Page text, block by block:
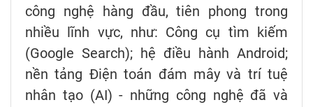
công nghệ hàng đầu, tiên phong trong
nhiều lĩnh vực, như: Công cụ tìm kiếm
(Google Search); hệ điều hành Android;
nền tảng Điện toán đám mây và trí tuệ
nhân tạo (AI) - những công nghệ đã và